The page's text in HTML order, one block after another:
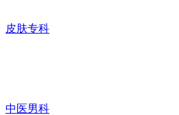
皮肤专科
中医男科